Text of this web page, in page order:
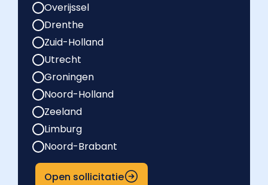
Overijssel
Drenthe
Zuid-Holland
Utrecht
Groningen
Noord-Holland
Zeeland
Limburg
Noord-Brabant
Open sollicitatie